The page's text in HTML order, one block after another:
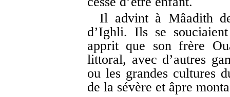
Il advint à Mâadith
d’Ighli. Ils se
apprit que son frère
littoral, avec d’autres
ou les grandes cultures
de la sévère et âpre